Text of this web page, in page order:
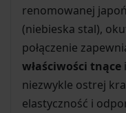
renomowanej
(niebieska stal),
połączenie
właściwości tnące
niezwykle ostrej
elastyczność i